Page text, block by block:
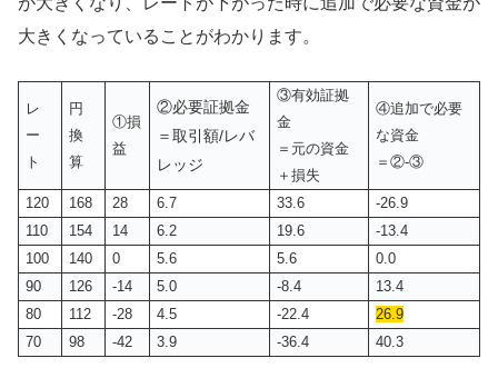
大きくなっていることがわかります。
レ
ー
ト
円
換
算
①損
益
②必要証拠金
＝取引額/レバ
レッジ
③有効証拠
金
＝元の資金
＋損失
④追加で必要
な資金
＝②-③
120 168 28 6.7 33.6
-26.9
110
154 14 6.2 19.6
-13.4
100
140 0 5.6 5.6
0.0
90
126 -14 5.0 -8.4
13.4
80
112 -28 4.5 -22.4
26.9
70
98 -42 3.9 -36.4 40.3